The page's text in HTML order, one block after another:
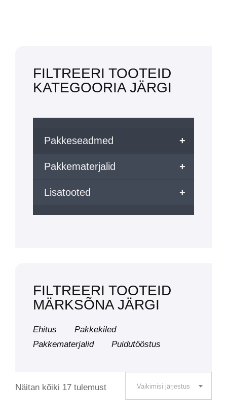
Näitan kõiki 17 tulemust Vaikimisi järjestus
FILTREERI TOOTEID
KATEGOORIA JÄRGI
+
Pakkeseadmed
+
Pakkematerjalid
+
Lisatooted
FILTREERI TOOTEID
MÄRKSÕNA JÄRGI
Ehitus
Pakkekiled
Pakkematerjalid
Puidutööstus